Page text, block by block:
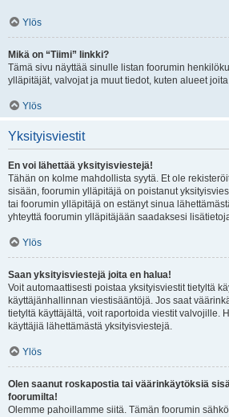
Ylös
Mikä on “Tiimi” linkki?
Tämä sivu näyttää sinulle listan foorumin
ylläpitäjät, valvojat ja muut tiedot, kuten alueet
Ylös
Yksityisviestit
En voi lähettää yksityisviestejä!
Tähän on kolme mahdollista syytä. Et ole
sisään, foorumin ylläpitäjä on poistanut
tai foorumin ylläpitäjä on estänyt sinua
yhteyttä foorumin ylläpitäjään saadaksesi
Ylös
Saan yksityisviestejä joita en halua!
Voit automaattisesti poistaa yksityisviestit tietyltä
käyttäjänhallinnan viestisääntöjä. Jos saat
tietyltä käyttäjältä, voit raportoida viestit valvojille.
käyttäjiä lähettämästä yksityisviestejä.
Ylös
Olen saanut roskapostia tai väärinkäytöksiä
foorumilta!
Olemme pahoillamme siitä. Tämän foorumin